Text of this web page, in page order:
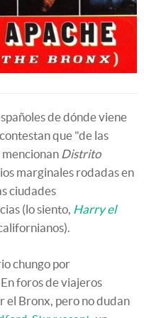
de dónde viene
que "de las
mencionan Distrito
marginales rodadas en
ciudades
(lo siento, Harry el
chungo por
foros de viajeros
el Bronx, pero no dudan